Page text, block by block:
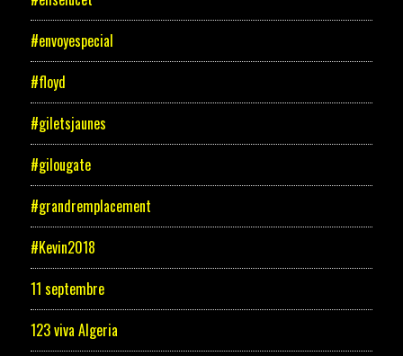
#envoyespecial
#floyd
#giletsjaunes
#gilougate
#grandremplacement
#Kevin2018
11 septembre
123 viva Algeria